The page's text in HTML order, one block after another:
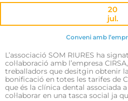
20
jul.
Conveni amb
L’associació SOM RIURES ha
col·laboració amb l’empresa
treballadors que desitgin obtenir
bonificació en totes les tarifes de
que és la clínica dental associada
col·laborar en una tasca social ja